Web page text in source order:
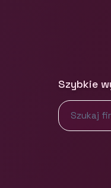
Szybkie